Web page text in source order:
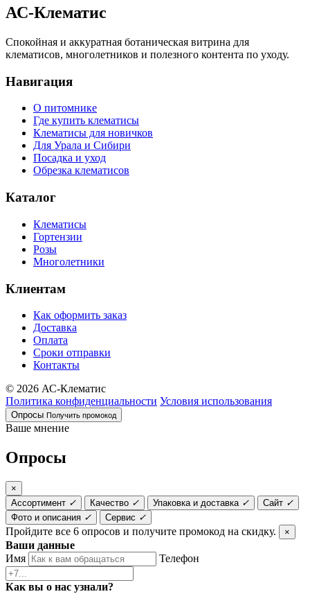
АС-Клематис
Спокойная и аккуратная ботаническая витрина для
клематисов, многолетников и полезного контента по уходу.
Навигация
О питомнике
Где купить клематисы
Клематисы для новичков
Для Урала и Сибири
Посадка и уход
Обрезка клематисов
Каталог
Клематисы
Гортензии
Розы
Многолетники
Клиентам
Как оформить заказ
Доставка
Оплата
Сроки отправки
Контакты
© 2026 АС-Клематис
Политика конфиденциальности Условия использования
Опросы Получить промокод
Ваше мнение
Опросы
×
Ассортимент ✓ Качество ✓ Упаковка и доставка ✓ Сайт ✓
Фото и описания ✓ Сервис ✓
Пройдите все 6 опросов и получите промокод на скидку. ×
Ваши данные
Имя
Телефон
Как вы о нас узнали?